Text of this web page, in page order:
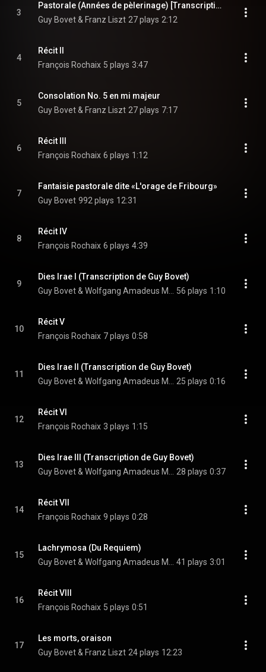
3
Pastorale (Années de pèlerinage) [Transcription de Guy Bovet]
Guy Bovet & Franz Liszt 27 plays 2:12
4
Récit II
François Rochaix 5 plays 3:47
5
Consolation No. 5 en mi majeur
Guy Bovet & Franz Liszt 27 plays 7:17
6
Récit III
François Rochaix 6 plays 1:12
7
Fantaisie pastorale dite «L'orage de Fribourg»
Guy Bovet 992 plays 12:31
8
Récit IV
François Rochaix 6 plays 4:39
9
Dies Irae I (Transcription de Guy Bovet)
56 plays 1:10
10
Récit V
François Rochaix 7 plays 0:58
11
Dies Irae II (Transcription de Guy Bovet)
25 plays 0:16
12
Récit VI
François Rochaix 3 plays 1:15
13
Dies Irae III (Transcription de Guy Bovet)
28 plays 0:37
14
Récit VII
François Rochaix 9 plays 0:28
15
Lachrymosa (Du Requiem)
41 plays 3:01
16
Récit VIII
François Rochaix 5 plays 0:51
17
Les morts, oraison
Guy Bovet & Franz Liszt 24 plays 12:23